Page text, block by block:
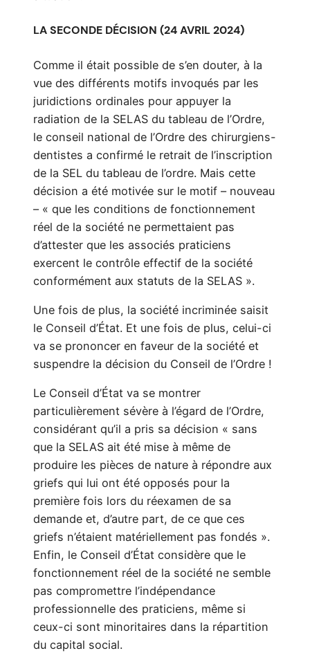
LA SECONDE DÉCISION (24 AVRIL 2024)
Comme il était possible de s’en douter, à la
vue des différents motifs invoqués par les
juridictions ordinales pour appuyer la
radiation de la SELAS du tableau de l’Ordre,
le conseil national de l’Ordre des chirurgiens-
dentistes a confirmé le retrait de l’inscription
de la SEL du tableau de l’ordre. Mais cette
décision a été motivée sur le motif – nouveau
– « que les conditions de fonctionnement
réel de la société ne permettaient pas
d’attester que les associés praticiens
exercent le contrôle effectif de la société
conformément aux statuts de la SELAS ».
Une fois de plus, la société incriminée saisit
le Conseil d’État. Et une fois de plus, celui-ci
va se prononcer en faveur de la société et
suspendre la décision du Conseil de l’Ordre !
Le Conseil d’État va se montrer
particulièrement sévère à l’égard de l’Ordre,
considérant qu’il a pris sa décision « sans
que la SELAS ait été mise à même de
produire les pièces de nature à répondre aux
griefs qui lui ont été opposés pour la
première fois lors du réexamen de sa
demande et, d’autre part, de ce que ces
griefs n’étaient matériellement pas fondés ».
Enfin, le Conseil d’État considère que le
fonctionnement réel de la société ne semble
pas compromettre l’indépendance
professionnelle des praticiens, même si
ceux-ci sont minoritaires dans la répartition
du capital social.